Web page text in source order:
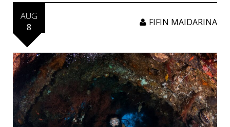
AUG
8
FIFIN MAIDARINA